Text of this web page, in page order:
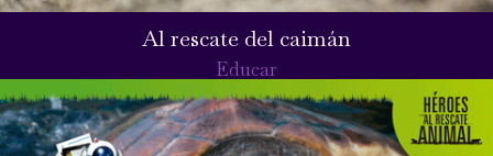
Al rescate del caimán
Educar